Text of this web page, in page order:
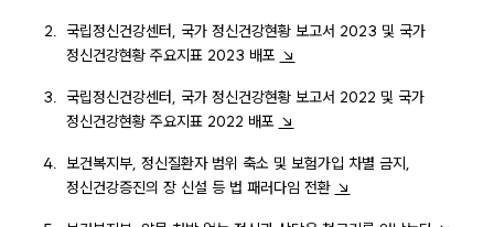
국립정신건강센터, 국가 정신건강현황 보고서 2023 및 국가
정신건강현황 주요지표 2023 배포 ↘
국립정신건강센터, 국가 정신건강현황 보고서 2022 및 국가
정신건강현황 주요지표 2022 배포 ↘
보건복지부, 정신질환자 범위 축소 및 보험가입 차별 금지,
정신건강증진의 장 신설 등 법 패러다임 전환 ↘